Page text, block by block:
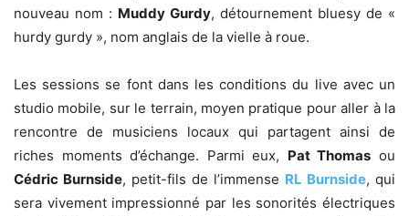
nouveau nom : Muddy Gurdy, détournement bluesy de «
hurdy gurdy », nom anglais de la vielle à roue.
Les sessions se font dans les conditions du live avec un
studio mobile, sur le terrain, moyen pratique pour aller à la
rencontre de musiciens locaux qui partagent ainsi de
riches moments d’échange. Parmi eux, Pat Thomas ou
Cédric Burnside, petit-fils de l’immense RL Burnside, qui
sera vivement impressionné par les sonorités électriques